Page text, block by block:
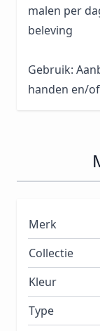
malen per
beleving
Gebruik:
handen en/
Merk
Collectie
Kleur
Type